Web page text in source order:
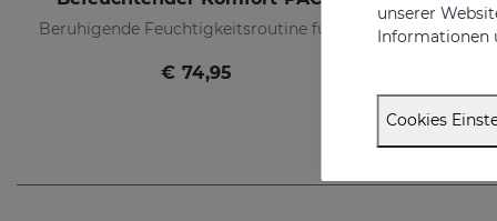
€ 74,95
unserer
Informationen
Cookies